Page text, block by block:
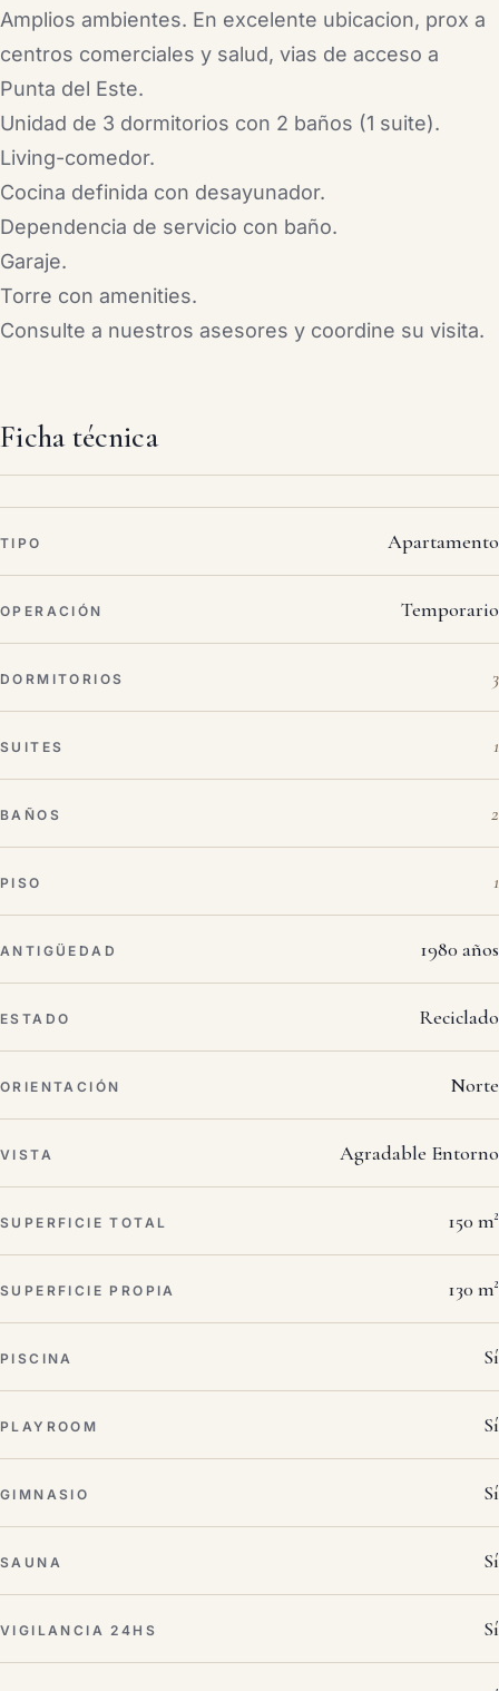
Amplios ambientes. En excelente ubicacion, prox a
centros comerciales y salud, vias de acceso a
Punta del Este.
Unidad de 3 dormitorios con 2 baños (1 suite).
Living-comedor.
Cocina definida con desayunador.
Dependencia de servicio con baño.
Garaje.
Torre con amenities.
Consulte a nuestros asesores y coordine su visita.
Ficha técnica
TIPO Apartamento
OPERACIÓN Temporario
DORMITORIOS 3
SUITES 1
BAÑOS 2
PISO 1
ANTIGÜEDAD 1980 años
ESTADO Reciclado
ORIENTACIÓN Norte
VISTA Agradable Entorno
SUPERFICIE TOTAL 150 m²
SUPERFICIE PROPIA 130 m²
PISCINA Sí
PLAYROOM Sí
GIMNASIO Sí
SAUNA Sí
VIGILANCIA 24HS Sí